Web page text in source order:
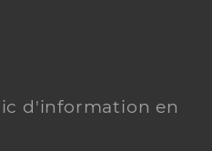
d'information en